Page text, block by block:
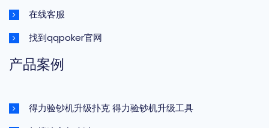
在线客服
找到qqpoker官网
产品案例
得力验钞机升级扑克 得力验钞机升级工具